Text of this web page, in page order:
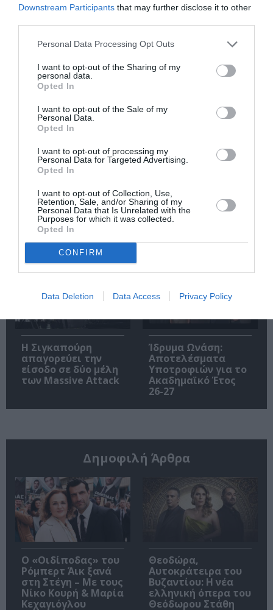
Downstream Participants that may further disclose it to other
Personal Data Processing Opt Outs
I want to opt-out of the Sharing of my
personal data.
Opted In
I want to opt-out of the Sale of my
Personal Data.
Opted In
I want to opt-out of processing my
Personal Data for Targeted Advertising.
Opted In
I want to opt-out of Collection, Use,
Retention, Sale, and/or Sharing of my
Personal Data that Is Unrelated with the
Purposes for which it was collected.
Opted In
CONFIRM
Data Deletion Data Access Privacy Policy
Αρχαιολογικό
Μουσείο
Θεσσαλονίκης: Στο
φως της
Αυγουστιάτικης
Πανσελήνου
Ο Λάκης Χαλκιάς,
σημαντικός
εκπρόσωπος της
μουσικής μας
σε ηλικία 82 ετών
Η Σιγκαπούρη
απαγορεύει την
είσοδο σε δύο μέλη
των Massive Attack
Ίδρυμα Ωνάση:
Αποτελέσματα
Υποτροφιών για το
Ακαδημαϊκό Έτος
26-27
Δημοφιλή Άρθρα
O «Οιδίποδας» του
Ρόμπερτ Άικ ξανά
στη Στέγη – Με τους
Νίκο Κουρή & Μαρία
Κεχαγιόγλου
Θεοδώρα,
Αυτοκράτειρα του
Βυζαντίου: Η νέα
ελληνική όπερα του
Θεόδωρου Στάθη